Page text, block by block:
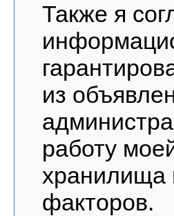
Также я
из
работу
хранилища
факторов.